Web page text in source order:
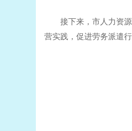
接下来， 市人力资
营实践，促进劳务派遣